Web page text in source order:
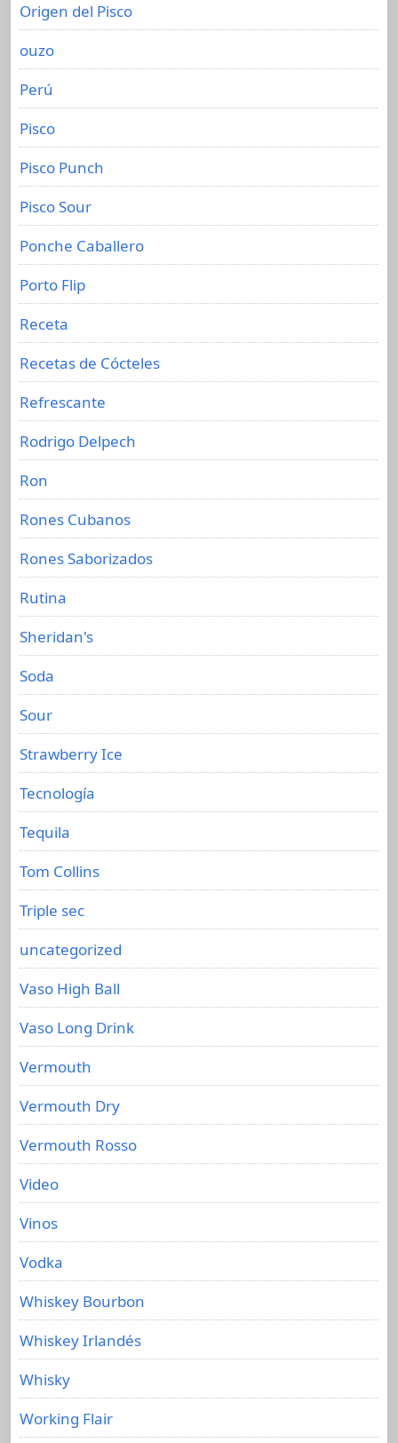
Origen del Pisco
ouzo
Perú
Pisco
Pisco Punch
Pisco Sour
Ponche Caballero
Porto Flip
Receta
Recetas de Cócteles
Refrescante
Rodrigo Delpech
Ron
Rones Cubanos
Rones Saborizados
Rutina
Sheridan's
Soda
Sour
Strawberry Ice
Tecnología
Tequila
Tom Collins
Triple sec
uncategorized
Vaso High Ball
Vaso Long Drink
Vermouth
Vermouth Dry
Vermouth Rosso
Video
Vinos
Vodka
Whiskey Bourbon
Whiskey Irlandés
Whisky
Working Flair